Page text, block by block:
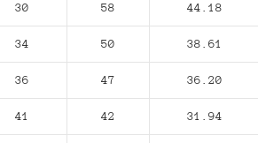
30 58 44.18
34 50 38.61
36 47 36.20
41 42 31.94